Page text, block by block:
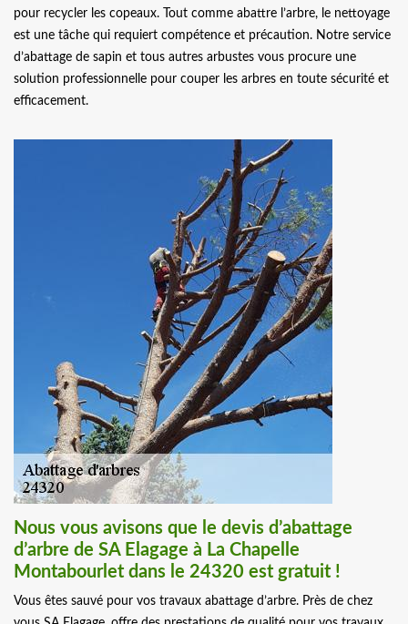
pour recycler les copeaux. Tout comme abattre l’arbre, le nettoyage
est une tâche qui requiert compétence et précaution. Notre service
d’abattage de sapin et tous autres arbustes vous procure une
solution professionnelle pour couper les arbres en toute sécurité et
efficacement.
Nous vous avisons que le devis d’abattage
d’arbre de SA Elagage à La Chapelle
Montabourlet dans le 24320 est gratuit !
Vous êtes sauvé pour vos travaux abattage d’arbre. Près de chez